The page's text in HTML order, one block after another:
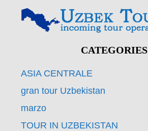
CATEGORIES
ASIA CENTRALE
gran tour Uzbekistan
marzo
TOUR IN UZBEKISTAN